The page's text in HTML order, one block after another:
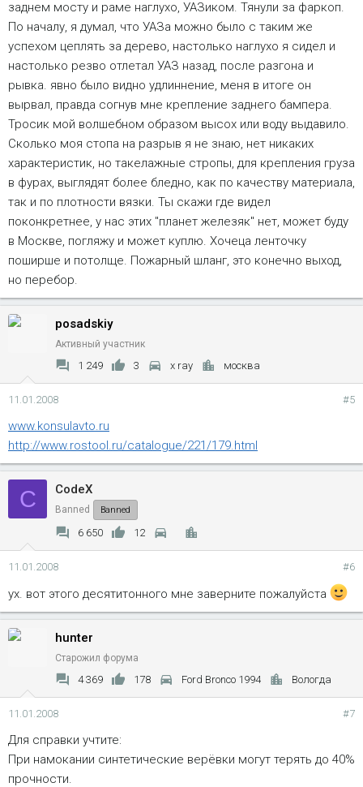
заднем мосту и раме наглухо, УАЗиком. Тянули за фаркоп.
По началу, я думал, что УАЗа можно было с таким же
успехом цеплять за дерево, настолько наглухо я сидел и
настолько резво отлетал УАЗ назад, после разгона и
рывка. явно было видно удлиннение, меня в итоге он
вырвал, правда согнув мне крепление заднего бампера.
Тросик мой волшебном образом высох или воду выдавило.
Сколько моя стопа на разрыв я не знаю, нет никаких
характеристик, но такелажные стропы, для крепления груза
в фурах, выглядят более бледно, как по качеству материала,
так и по плотности вязки. Ты скажи где видел
поконкретнее, у нас этих "планет железяк" нет, может буду
в Москве, погляжу и может куплю. Хочеца ленточку
поширше и потолще. Пожарный шланг, это конечно выход,
но перебор.
posadskiy
Активный участник
1 249 3 x ray москва
11.01.2008 #5
www.konsulavto.ru
http://www.rostool.ru/catalogue/221/179.html
C CodeX
Banned Banned
6 650 12
11.01.2008 #6
ух. вот этого десятитонного мне заверните пожалуйста
hunter
Старожил форума
4 369 178 Ford Bronco 1994 Вологда
11.01.2008 #7
Для справки учтите:
При намокании синтетические верёвки могут терять до 40%
прочности.